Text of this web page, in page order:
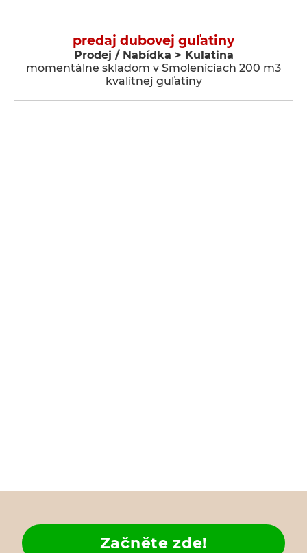
predaj dubovej guľatiny
Prodej / Nabídka > Kulatina
momentálne skladom v Smoleniciach 200 m3
kvalitnej guľatiny
Začněte zde!